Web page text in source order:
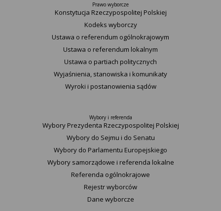
Prawo wyborcze
Konstytucja Rzeczypospolitej Polskiej​
Kodeks wyborczy
Ustawa o referendum ogólnokrajowym
Ustawa o referendum lokalnym
Ustawa o partiach politycznych
Wyjaśnienia, stanowiska i komunikaty
Wyroki i postanowienia sądów
Wybory i referenda
Wybory Prezydenta Rzeczypospolitej Polskiej
Wybory do Sejmu i do Senatu
Wybory do Parlamentu Europejskiego
Wybory samorządowe i referenda lokalne
Referenda ogólnokrajowe
Rejestr wyborców
Dane wyborcze